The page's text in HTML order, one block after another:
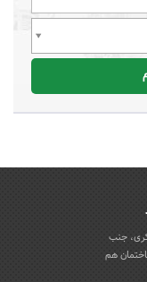
جنب
هم